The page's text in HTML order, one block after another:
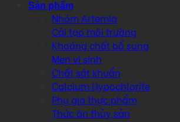
Sản phẩm
Nhóm Artemia
Cải tạo môi trường
Khoáng chất bổ sung
Men vi sinh
Chất sát khuẩn
Calcium Hypochlorite
Phụ gia thực phẩm
Thức ăn thủy sản